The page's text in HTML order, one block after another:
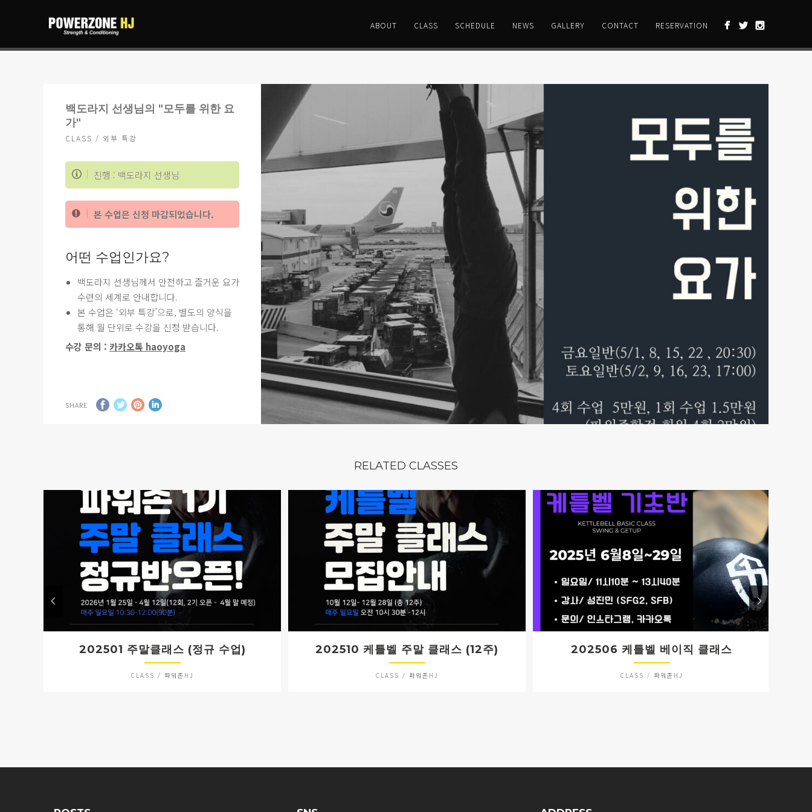
ABOUT CLASS SCHEDULE NEWS GALLERY CONTACT RESERVATION
백도라지 선생님의 "모두를 위한 요
가"
CLASS / 외부 특강
진행 : 백도라지 선생님
본 수업은 신청 마감되었습니다.
어떤 수업인가요?
백도라지 선생님께서 안전하고 즐거운 요가
수련의 세계로 안내합니다.
본 수업은 ‘외부 특강’으로, 별도의 양식을
통해 월 단위로 수강을 신청 받습니다.
수강 문의 : 카카오톡 haoyoga
SHARE
RELATED CLASSES
202501 주말클래스 (정규 수업)
CLASS / 파워존HJ
202510 케틀벨 주말 클래스 (12주)
CLASS / 파워존HJ
202506 케틀벨 베이직 클래스
CLASS / 파워존HJ